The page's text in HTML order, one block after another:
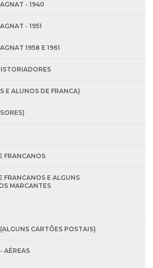
- 1940
- 1951
1958 E 1961
E ALUNOS DE FRANCA)
FRANCANOS
FRANCANOS E ALGUNS
MARCANTES
CARTÕES POSTAIS)
AÉREAS